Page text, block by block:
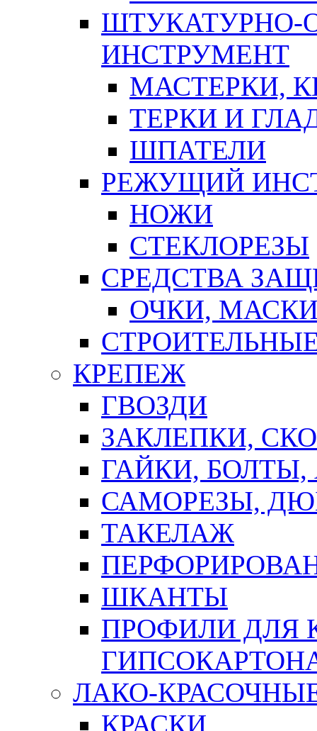
ШТУКАТУРНО-
ИНСТРУМЕНТ
МАСТЕРКИ,
ТЕРКИ И
ШПАТЕЛИ
РЕЖУЩИЙ
НОЖИ
СТЕКЛОРЕЗЫ
СРЕДСТВА
ОЧКИ,
КРЕПЕЖ
ГВОЗДИ
ЗАКЛЕПКИ,
ГАЙКИ,
САМОРЕЗЫ,
ТАКЕЛАЖ
ШКАНТЫ
ПРОФИЛИ ДЛЯ
ЛАКО-
КРАСКИ